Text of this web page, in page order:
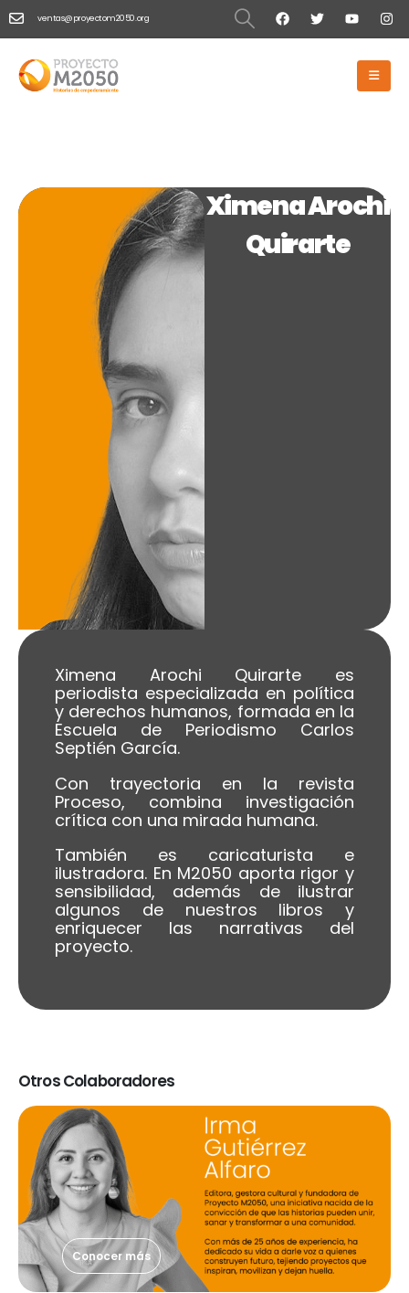
ventas@proyectom2050.org
Ximena Arochi Quirarte
Ximena Arochi
Quirarte
Ximena Arochi Quirarte es
periodista especializada en política
y derechos humanos, formada en la
Escuela de Periodismo Carlos
Septién García.
Con trayectoria en la revista
Proceso, combina investigación
crítica con una mirada humana.
También es caricaturista e
ilustradora. En M2050 aporta rigor y
sensibilidad, además de ilustrar
algunos de nuestros libros y
enriquecer las narrativas del
proyecto.
Otros Colaboradores
Conocer más